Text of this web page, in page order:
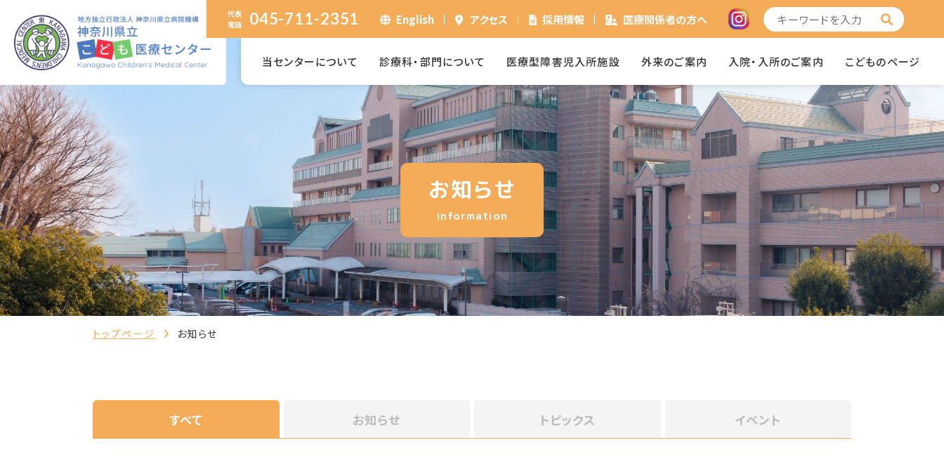
代表
電話
045-711-2351 English アクセス 採用情報 医療関係者の方へ
当センターについて 診療科・部門について 医療型障害児入所施設 外来のご案内 入院・入所のご案内 こどものページ
お知らせ
information
トップページ お知らせ
すべて お知らせ トピックス イベント